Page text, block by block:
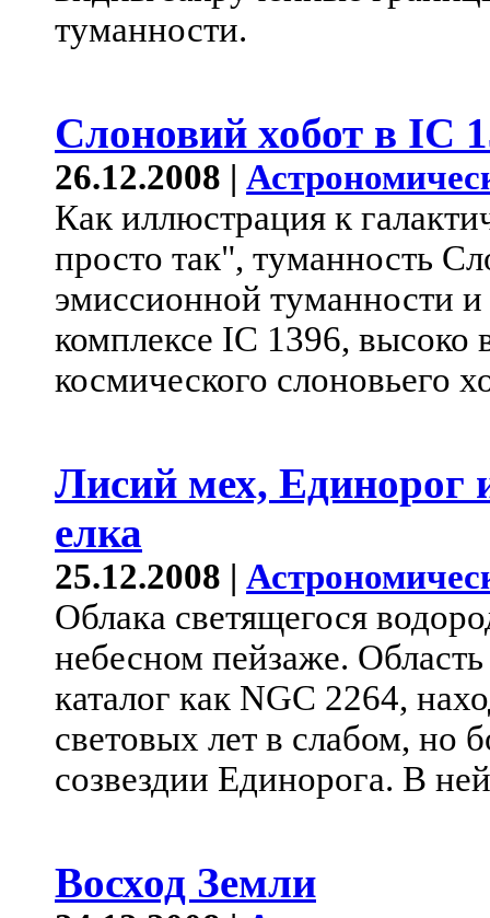
туманности.
Слоновий хобот в IC
26.12.2008 |
Как иллюстрация к
просто так", туманность
эмиссионной туманности и
комплексе IC 1396, высоко
космического слоновьего
Лисий мех, Единорог
елка
25.12.2008 |
Облака светящегося
небесном пейзаже. Область
каталог как NGC 2264,
световых лет в слабом, но
созвездии Единорога. В
Восход Земли